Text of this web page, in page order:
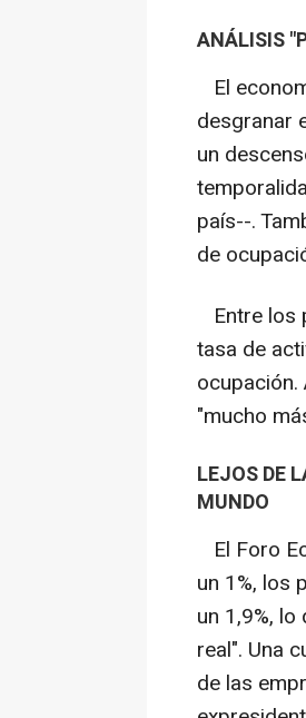
ANÁLISIS
El
desgranar
un
país--.
de
Entre los
tasa de
"mucho
LEJOS DE
MUNDO
El Foro
un 1%, los
un 1,9%,
real". Una
de las